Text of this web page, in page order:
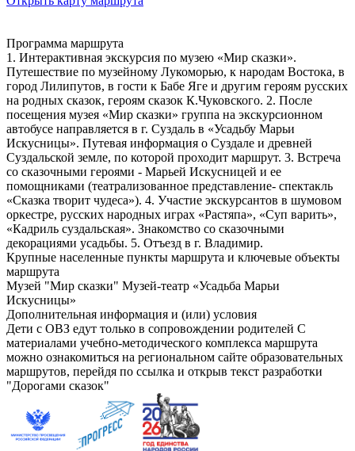
Программа маршрута
1. Интерактивная экскурсия по музею «Мир сказки».
Путешествие по музейному Лукоморью, к народам Востока, в
город Лилипутов, в гости к Бабе Яге и другим героям русских
на родных сказок, героям сказок К.Чуковского. 2. После
посещения музея «Мир сказки» группа на экскурсионном
автобусе направляется в г. Суздаль в «Усадьбу Марьи
Искусницы». Путевая информация о Суздале и древней
Суздальской земле, по которой проходит маршрут. 3. Встреча
со сказочными героями - Марьей Искусницей и ее
помощниками (театрализованное представление- спектакль
«Сказка творит чудеса»). 4. Участие экскурсантов в шумовом
оркестре, русских народных играх «Растяпа», «Суп варить»,
«Кадриль суздальская». Знакомство со сказочными
декорациями усадьбы. 5. Отъезд в г. Владимир.
Крупные населенные пункты маршрута и ключевые объекты
маршрута
Музей "Мир сказки" Музей-театр «Усадьба Марьи
Искусницы»
Дополнительная информация и (или) условия
Дети с ОВЗ едут только в сопровождении родителей С
материалами учебно-методического комплекса маршрута
можно ознакомиться на региональном сайте образовательных
маршрутов, перейдя по ссылка и открыв текст разработки
"Дорогами сказок"